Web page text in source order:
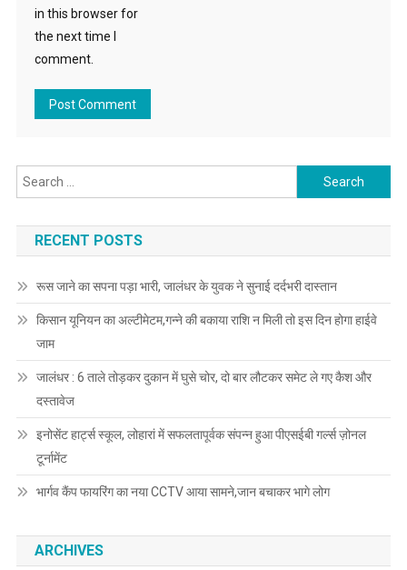
in this browser for
the next time I
comment.
Search for:
RECENT POSTS
रूस जाने का सपना पड़ा भारी, जालंधर के युवक ने सुनाई दर्दभरी दास्तान
किसान यूनियन का अल्टीमेटम,गन्ने की बकाया राशि न मिली तो इस दिन होगा हाईवे
जाम
जालंधर : 6 ताले तोड़कर दुकान में घुसे चोर, दो बार लौटकर समेट ले गए कैश और
दस्तावेज
इनोसेंट हार्ट्स स्कूल, लोहारां में सफलतापूर्वक संपन्न हुआ पीएसईबी गर्ल्स ज़ोनल
टूर्नामेंट
भार्गव कैंप फायरिंग का नया CCTV आया सामने,जान बचाकर भागे लोग
ARCHIVES